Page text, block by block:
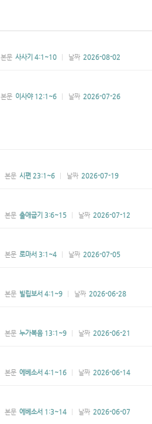
본문 사사기 4:1~10 날짜 2026-08-02
본문 이사야 12:1~6 날짜 2026-07-26
본문 시편 23:1~6 날짜 2026-07-19
본문 출애굽기 3:6~15 날짜 2026-07-12
본문 로마서 3:1~4 날짜 2026-07-05
본문 빌립보서 4:1~9 날짜 2026-06-28
본문 누가복음 13:1~9 날짜 2026-06-21
본문 에베소서 4:1~16 날짜 2026-06-14
본문 에베소서 1:3~14 날짜 2026-06-07